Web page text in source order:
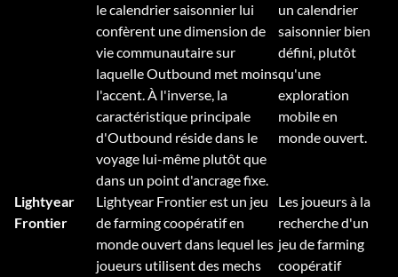
le calendrier saisonnier lui
confèrent une dimension de
vie communautaire sur
laquelle Outbound met moins
l'accent. À l'inverse, la
caractéristique principale
d'Outbound réside dans le
voyage lui-même plutôt que
dans un point d'ancrage fixe.
un calendrier
saisonnier bien
défini, plutôt
qu'une
exploration
mobile en
monde ouvert.
Lightyear
Frontier
Lightyear Frontier est un jeu
de farming coopératif en
monde ouvert dans lequel les
joueurs utilisent des mechs
Les joueurs à la
recherche d'un
jeu de farming
coopératif